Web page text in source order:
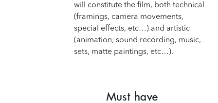
will constitute the film, both technical
(framings, camera movements,
special effects, etc…) and artistic
(animation, sound recording, music,
sets, matte paintings, etc…).
Must have